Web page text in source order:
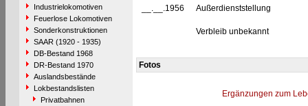
Industrielokomotiven
Feuerlose Lokomotiven
Sonderkonstruktionen
SAAR (1920 - 1935)
DB-Bestand 1968
DR-Bestand 1970
Auslandsbestände
Lokbestandslisten
Privatbahnen
__.__.1956
Außerdienststellung
Verbleib unbekannt
Fotos
Ergänzungen zum